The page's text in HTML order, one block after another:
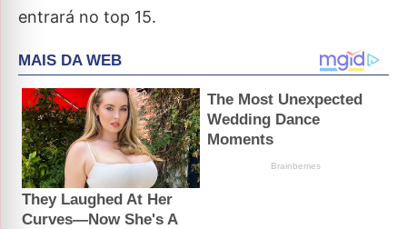
entrará no top 15.